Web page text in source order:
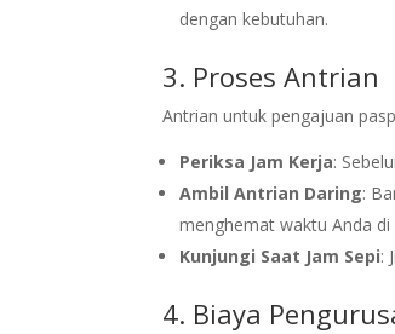
dengan kebutuhan.
3. Proses Antrian
Antrian untuk pengajuan
Periksa Jam Kerja:
Ambil Antrian Daring:
menghemat waktu Anda di
Kunjungi Saat Jam Sepi:
4. Biaya